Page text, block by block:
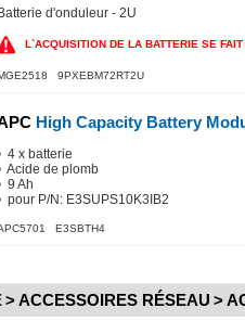
Batterie d'onduleur - 2U
L`ACQUISITION DE LA BATTERIE SE FAIT
9PXEBM72RT2U
High Capacity Battery
4 x batterie
Acide de plomb
9 Ah
pour P/N: E3SUPS10K3IB2
E3SBTH4
>ACCESSOIRES RÉSEAU >